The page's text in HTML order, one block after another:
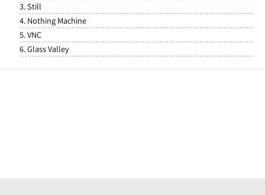
3. Still
4. Nothing Machine
5. VNC
6. Glass Valley